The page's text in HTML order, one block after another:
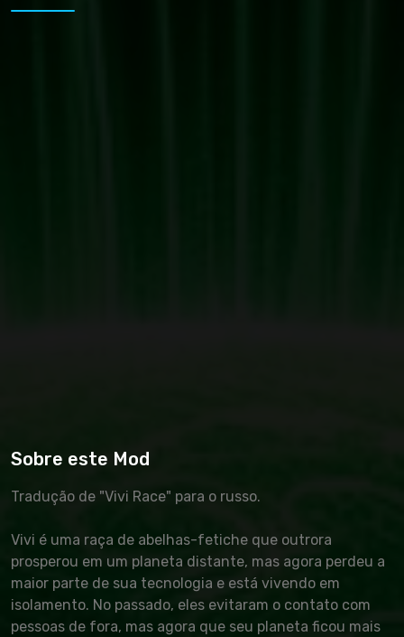
Sobre este Mod
Tradução de "Vivi Race" para o russo.
Vivi é uma raça de abelhas-fetiche que outrora
prosperou em um planeta distante, mas agora perdeu a
maior parte de sua tecnologia e está vivendo em
isolamento. No passado, eles evitaram o contato com
pessoas de fora, mas agora que seu planeta ficou mais